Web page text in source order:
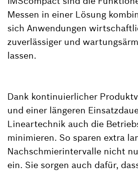
Messen in einer Lösung
sich Anwendungen
zuverlässiger und
lassen.
Dank kontinuierlicher
und einer längeren
Lineartechnik auch die
minimieren. So sparen extra
Nachschmierintervalle nicht
ein. Sie sorgen auch dafür,